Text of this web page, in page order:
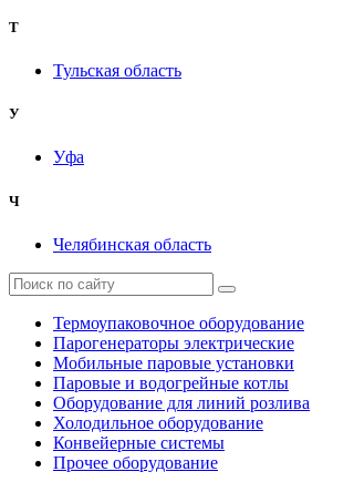
Т
Тульская область
У
Уфа
Ч
Челябинская область
Термоупаковочное оборудование
Парогенераторы электрические
Мобильные паровые установки
Паровые и водогрейные котлы
Оборудование для линий розлива
Холодильное оборудование
Конвейерные системы
Прочее оборудование